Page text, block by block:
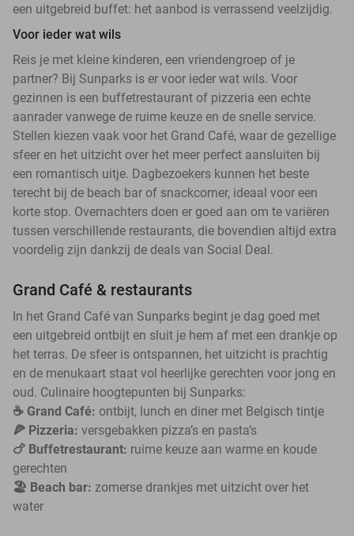
een uitgebreid buffet: het aanbod is verrassend veelzijdig.
Voor ieder wat wils
Reis je met kleine kinderen, een vriendengroep of je
partner? Bij Sunparks is er voor ieder wat wils. Voor
gezinnen is een buffetrestaurant of pizzeria een echte
aanrader vanwege de ruime keuze en de snelle service.
Stellen kiezen vaak voor het Grand Café, waar de gezellige
sfeer en het uitzicht over het meer perfect aansluiten bij
een romantisch uitje. Dagbezoekers kunnen het beste
terecht bij de beach bar of snackcorner, ideaal voor een
korte stop. Overnachters doen er goed aan om te variëren
tussen verschillende restaurants, die bovendien altijd extra
voordelig zijn dankzij de deals van Social Deal.
Grand Café & restaurants
In het Grand Café van Sunparks begint je dag goed met
een uitgebreid ontbijt en sluit je hem af met een drankje op
het terras. De sfeer is ontspannen, het uitzicht is prachtig
en de menukaart staat vol heerlijke gerechten voor jong en
oud. Culinaire hoogtepunten bij Sunparks:
☕️ Grand Café: ontbijt, lunch en diner met Belgisch tintje
🍕 Pizzeria: versgebakken pizza’s en pasta’s
🍗 Buffetrestaurant: ruime keuze aan warme en koude
gerechten
🏖️ Beach bar: zomerse drankjes met uitzicht over het
water